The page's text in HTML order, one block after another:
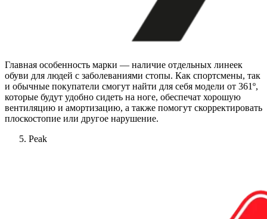
Главная особенность марки — наличие отдельных линеек
обуви для людей с заболеваниями стопы. Как спортсмены, так
и обычные покупатели смогут найти для себя модели от 361º,
которые будут удобно сидеть на ноге, обеспечат хорошую
вентиляцию и амортизацию, а также помогут скорректировать
плоскостопие или другое нарушение.
Peak